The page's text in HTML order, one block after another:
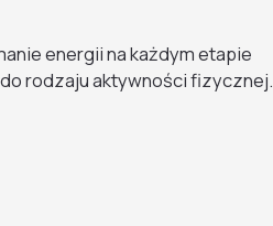
energii na każdym etapie
rodzaju aktywności fizycznej.